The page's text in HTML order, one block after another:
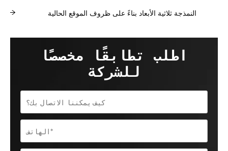
النمذجة ثلاثية الأبعاد بناءً على ظروف الموقع الحالية
اطلب تطابقًا مخصصًا
للشركة